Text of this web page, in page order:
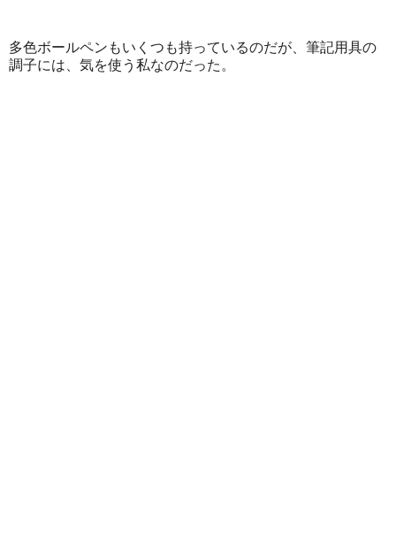
多色ボールペンもいくつも持っているのだが、筆記用具の
調子には、気を使う私なのだった。